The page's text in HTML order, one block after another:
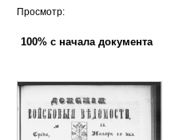
Просмотр:
100% с начала документа